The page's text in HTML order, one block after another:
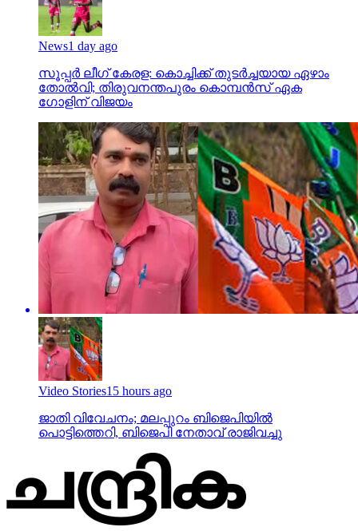
News1 day ago
സൂപ്പര്‍ ലീഗ് കേരള: കൊച്ചിക്ക് തുടര്‍ച്ചയായ ഏഴാം
തോല്‍വി; തിരുവനന്തപുരം കൊമ്പന്‍സ് ഏക
ഗോളിന് വിജയം
Video Stories15 hours ago
ജാതി വിവേചനം; മലപ്പുറം ബിജെപിയില്‍
പൊട്ടിത്തെറി, ബിജെപി നേതാവ് രാജിവച്ചു